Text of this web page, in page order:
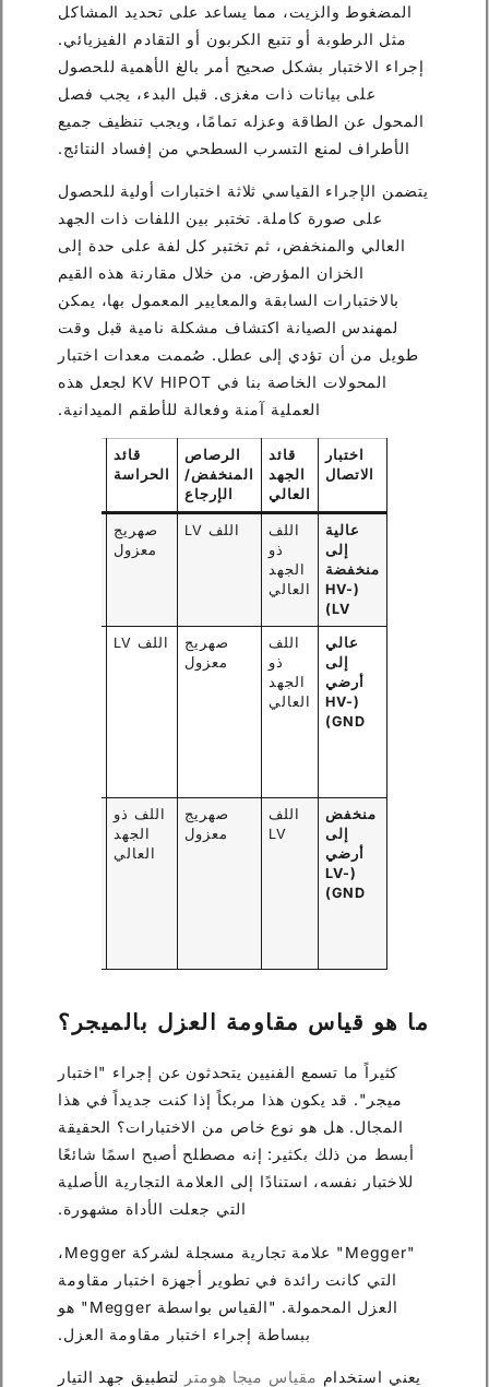
المضغوط والزيت، مما يساعد على تحديد المشاكل
مثل الرطوبة أو تتبع الكربون أو التقادم الفيزيائي.
إجراء الاختبار بشكل صحيح أمر بالغ الأهمية للحصول
على بيانات ذات مغزى. قبل البدء، يجب فصل
المحول عن الطاقة وعزله تمامًا، ويجب تنظيف جميع
الأطراف لمنع التسرب السطحي من إفساد النتائج.
يتضمن الإجراء القياسي ثلاثة اختبارات أولية للحصول
على صورة كاملة. تختبر بين اللفات ذات الجهد
العالي والمنخفض، ثم تختبر كل لفة على حدة إلى
الخزان المؤرض. من خلال مقارنة هذه القيم
بالاختبارات السابقة والمعايير المعمول بها، يمكن
لمهندس الصيانة اكتشاف مشكلة نامية قبل وقت
طويل من أن تؤدي إلى عطل. صُممت معدات اختبار
المحولات الخاصة بنا في KV HIPOT لجعل هذه
العملية آمنة وفعالة للأطقم الميدانية.
اختبار
الاتصال
قائد
الجهد
العالي
الرصاص
المنخفض/
الإرجاع
قائد
الحراسة
عالية
إلى
منخفضة
(HV-
LV)
اللف
ذو
الجهد
العالي
اللف LV
صهريج
معزول
عالي
إلى
أرضي
(HV-
GND)
اللف
ذو
الجهد
العالي
صهريج
معزول
اللف LV
منخفض
إلى
أرضي
(LV-
GND)
اللف
LV
صهريج
معزول
اللف ذو
الجهد
العالي
ما هو قياس مقاومة العزل بالميجر؟
كثيراً ما تسمع الفنيين يتحدثون عن إجراء "اختبار
ميجر". قد يكون هذا مربكاً إذا كنت جديداً في هذا
المجال. هل هو نوع خاص من الاختبارات؟ الحقيقة
أبسط من ذلك بكثير: إنه مصطلح أصبح اسمًا شائعًا
للاختبار نفسه، استنادًا إلى العلامة التجارية الأصلية
التي جعلت الأداة مشهورة.
"Megger" علامة تجارية مسجلة لشركة Megger،
التي كانت رائدة في تطوير أجهزة اختبار مقاومة
العزل المحمولة. "القياس بواسطة Megger" هو
ببساطة إجراء اختبار مقاومة العزل.
يعني استخدام مقياس ميجا هومتر لتطبيق جهد التيار